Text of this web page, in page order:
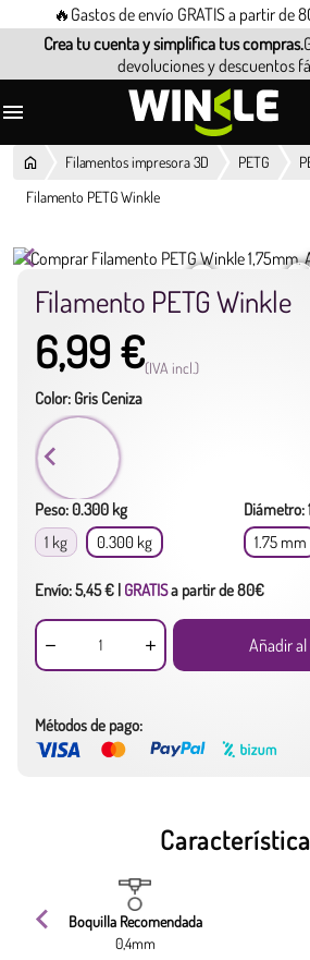
🔥Gastos de envío GRATIS a partir de
Crea tu cuenta y simplifica tus compras.
devoluciones y descuentos

Filamentos impresora 3D PETG
Filamento PETG Winkle
Filamento PETG Winkle
6,99 €(IVA incl.)
Color: Gris Ceniza
Peso: 0.300 kg
1 kg
0.300 kg
Diámetro:
1.75 mm
Envío: 5,45 € | GRATISa partir de 80€
Añadir
Métodos de pago:
Boquilla Recomendada
0,4mm